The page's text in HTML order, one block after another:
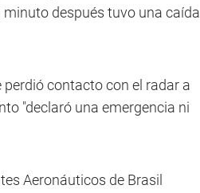
después tuvo una caída
perdió contacto con el radar a
"declaró una emergencia ni
Aeronáuticos de Brasil